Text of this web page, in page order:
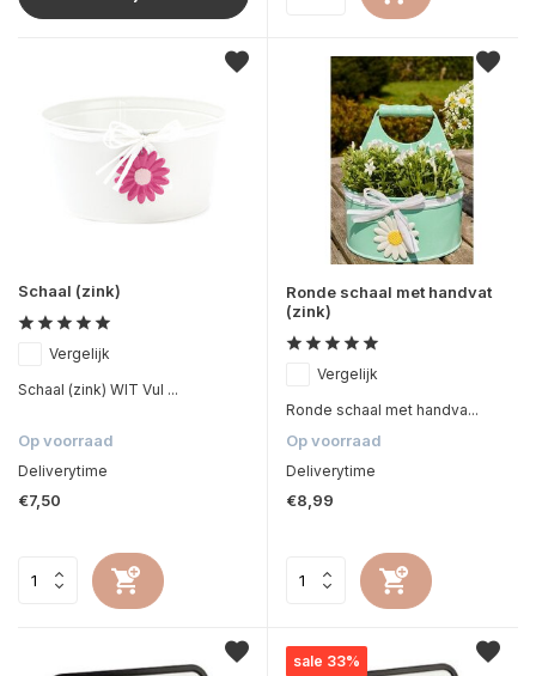
Schaal (zink)
Vergelijk
Schaal (zink) WIT Vul ...
Op voorraad
Deliverytime
€7,50
Ronde schaal met handvat
(zink)
Vergelijk
Ronde schaal met handva...
Op voorraad
Deliverytime
€8,99
sale 33%